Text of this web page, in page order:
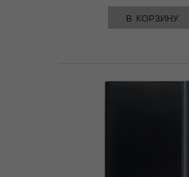
в корзину